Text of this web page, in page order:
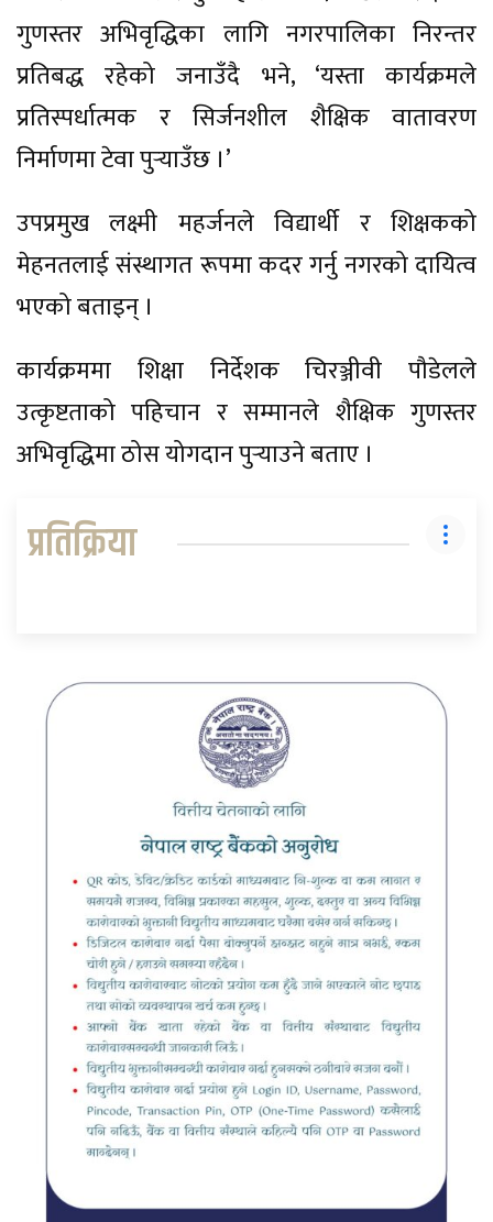
गुणस्तर अभिवृद्धिका लागि नगरपालिका निरन्तर
प्रतिबद्ध रहेको जनाउँदै भने, ‘यस्ता कार्यक्रमले
प्रतिस्पर्धात्मक र सिर्जनशील शैक्षिक वातावरण
निर्माणमा टेवा पुर्‍याउँछ ।’
उपप्रमुख लक्ष्मी महर्जनले विद्यार्थी र शिक्षकको
मेहनतलाई संस्थागत रूपमा कदर गर्नु नगरको दायित्व
भएको बताइन् ।
कार्यक्रममा शिक्षा निर्देशक चिरञ्जीवी पौडेलले
उत्कृष्टताको पहिचान र सम्मानले शैक्षिक गुणस्तर
अभिवृद्धिमा ठोस योगदान पुर्‍याउने बताए ।
प्रतिक्रिया